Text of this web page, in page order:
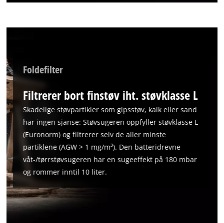
Foldefilter
Filtrerer bort finstøv iht. støvklasse L
Skadelige støvpartikler som gipsstøv, kalk eller sand
har ingen sjanse: Støvsugeren oppfyller støvklasse L
(Euronorm) og filtrerer selv de aller minste
partiklene (AGW > 1 mg/m³). Den batteridrevne
våt-/tørrstøvsugeren har en sugeeffekt på 180 mbar
og rommer inntil 10 liter.